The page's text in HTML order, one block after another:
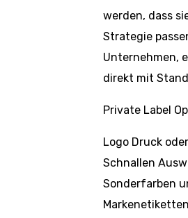
werden, dass
Strategie
Unternehmen,
direkt mit
Private Label
Logo Druck
Schnallen
Sonderfarben